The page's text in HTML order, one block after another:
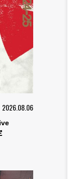
2026.08.06